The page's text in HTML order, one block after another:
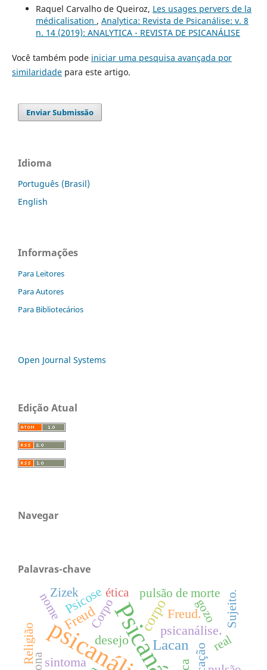
Raquel Carvalho de Queiroz, Les usages pervers de la
médicalisation , Analytica: Revista de Psicanálise: v. 8
n. 14 (2019): ANALYTICA - REVISTA DE PSICANÁLISE
Você também pode iniciar uma pesquisa avançada por
similaridadepara este artigo.
Enviar Submissão
Idioma
Português (Brasil)
English
Informações
Para Leitores
Para Autores
Para Bibliotecários
Open Journal Systems
Edição Atual
Navegar
Palavras-chave
Lacan
corpo
Freud
desejo
sintoma
psicanálise.
Psicose Freud.
real
Corpo
pulsão de morte
nome gozo
ética
Religião
Sujeito.
Zizek